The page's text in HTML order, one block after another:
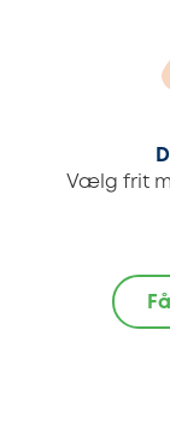
Vælg frit